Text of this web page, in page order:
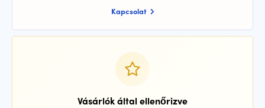
Kapcsolat
Vásárlók által ellenőrizve